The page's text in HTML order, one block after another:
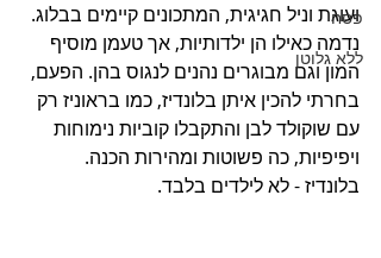
פסח
ללא גלוטן
ועוגת וניל חגיגית, המתכונים קיימים בבלוג.
נדמה כאילו הן ילדותיות, אך טעמן מוסיף
המון וגם מבוגרים נהנים לנגוס בהן. הפעם,
בחרתי להכין איתן בלונדיז, כמו בראוניז רק
עם שוקולד לבן והתקבלו קוביות נימוחות
ויפיפיות, כה פשוטות ומהירות הכנה.
בלונדיז - לא לילדים בלבד.